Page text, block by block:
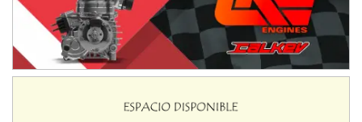
Humboldt (Santa Fe)
NORESTE SANTAFESINO - F6
Ciudad de Avellaneda (Asfalto)
Avellaneda (Santa Fe)
José Samuel Sánchez (Tierra)